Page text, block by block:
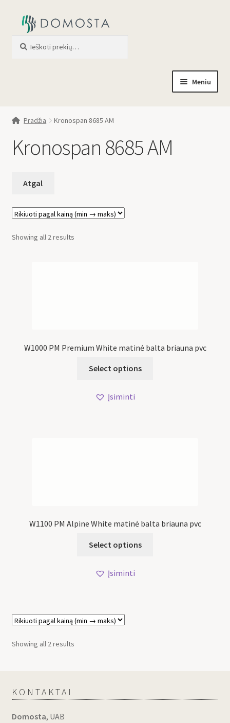
Meniu
Profilis
Pradžia Kronospan 8685 AM
Kronospan 8685 AM
Showing all 2 results
W1000 PM Premium White matinė balta briauna pvc
Select options
Įsiminti
W1100 PM Alpine White matinė balta briauna pvc
Select options
Įsiminti
Showing all 2 results
KONTAKTAI
Domosta, UAB